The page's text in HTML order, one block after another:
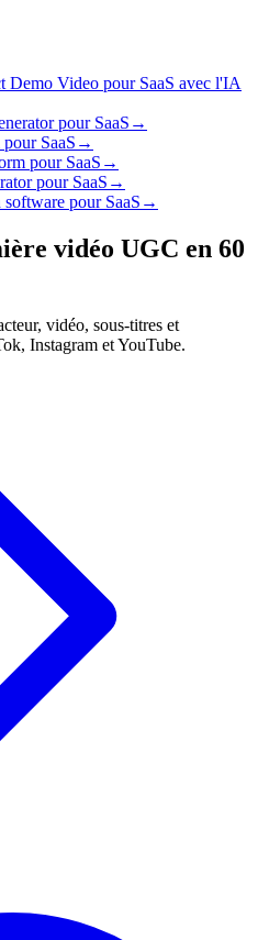
Demo Video pour SaaS avec l'IA
pour SaaS →
SaaS →
pour SaaS →
pour SaaS →
pour SaaS →
vidéo UGC en 60
vidéo, sous-titres et
Instagram et YouTube.